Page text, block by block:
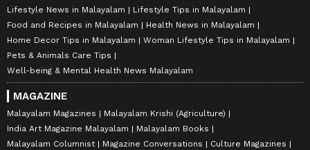
Lifestyle News in Malayalam
Lifestyle Tips in Malayalam
Food and Recipes in Malayalam
Health News in Malayalam
Home Decor Tips in Malayalam
Woman Lifestyle Tips in Malayalam
Pets & Animals Care Tips
Well-being & Mental Health News Malayalam
MAGAZINE
Malayalam Magazines
Malayalam Krishi (Agriculture)
India Art Magazine Malayalam
Malayalam Books
Malayalam Columnist
Magazine Conversations
Culture Magazines